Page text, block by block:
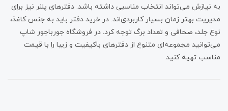
به نیازش می‌تواند انتخاب مناسبی داشته باشد. دفترهای پلنر نیز برای
مدیریت بهتر زمان بسیار کاربردی‌اند. در خرید دفتر باید به جنس کاغذ،
نوع جلد، صحافی و تعداد برگ توجه کرد. در فروشگاه جورباجور شاپ
می‌توانید مجموعه‌ای متنوع از دفترهای باکیفیت و زیبا را با قیمت
مناسب تهیه کنید.